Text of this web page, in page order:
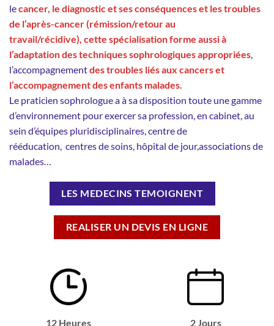
lecancer, le diagnostic et ses conséquences et les troubles
de l’après-cancer (rémission/retour au
travail/récidive), cette spécialisation forme aussi à
l’adaptation des techniques sophrologiques appropriées,
l’accompagnementdes troubles liés aux cancers et
l’accompagnement des enfants malades.
Le praticien sophrologue a à sa disposition toute une gamme
d’environnement pour exercer sa profession, en cabinet, au
sein d’équipes pluridisciplinaires, centre de
rééducation, centres de soins, hôpital de jour,associations de
malades…
LES MEDECINS TEMOIGNENT
REALISER UN DEVIS EN LIGNE
12 Heures 2 Jours